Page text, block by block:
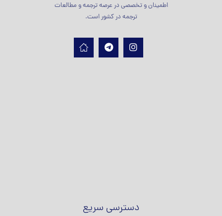
اطمینان و تخصصی در عرصه ترجمه و مطالعات
ترجمه در کشور است.
دسترسی سریع